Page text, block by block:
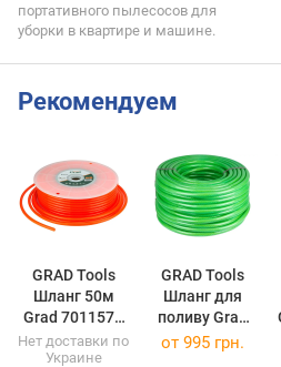
портативного пылесосов для
уборки в квартире и машине.
Рекомендуем
GRAD Tools
Шланг 50м
Grad 7011575
(7011575)
GRAD Tools
Шланг для
поливу Grad
1/2" 50м
Нет доставки по
Украине
от 995 грн.